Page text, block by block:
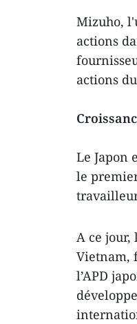
Mizuho,
actions
actions
Le Japon
le
A ce jour,
Vietnam,
l’APD